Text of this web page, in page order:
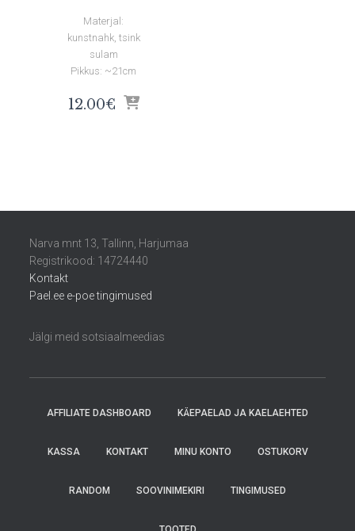
Materjal:
kunstnahk, tsink
sulam
Pikkus: ~21cm
12.00€
Narva mnt 13, Tallinn, Harjumaa
Registrikood: 14724440
Kontakt
Pael.ee e-poe tingimused
Jälgi meid sotsiaalmeedias
AFFILIATE DASHBOARD KÄEPAELAD JA KAELAEHTED
KASSA KONTAKT MINU KONTO OSTUKORV
RANDOM SOOVINIMEKIRI TINGIMUSED